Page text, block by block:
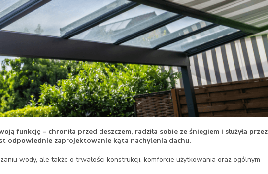
funkcję – chroniła przed deszczem, radziła sobie ze śniegiem i służyła przez
odpowiednie zaprojektowanie kąta nachylenia dachu.
wody, ale także o trwałości konstrukcji, komforcie użytkowania oraz ogólnym